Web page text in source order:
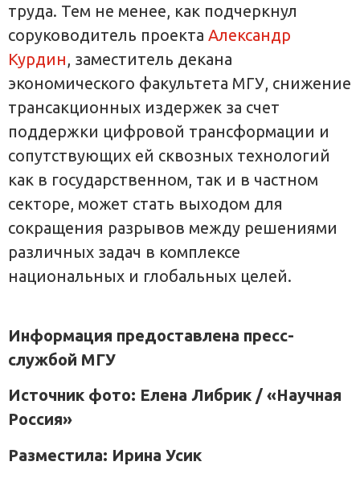
труда. Тем не менее, как подчеркнул
соруководитель проекта Александр
Курдин, заместитель декана
экономического факультета МГУ, снижение
трансакционных издержек за счет
поддержки цифровой трансформации и
сопутствующих ей сквозных технологий
как в государственном, так и в частном
секторе, может стать выходом для
сокращения разрывов между решениями
различных задач в комплексе
национальных и глобальных целей.
Информация предоставлена пресс-
службой МГУ
Источник фото: Елена Либрик / «Научная
Россия»
Разместила: Ирина Усик